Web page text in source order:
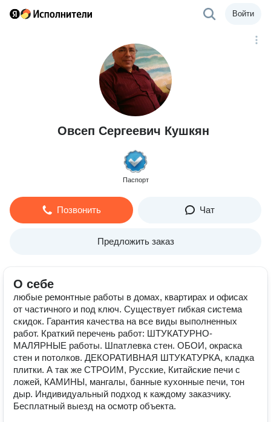
Войти
Овсеп Сергеевич Кушкян
Паспорт
Позвонить Чат
Предложить заказ
О себе
любые ремонтные работы в домах, квартирах и офисах
от частичного и под ключ. Существует гибкая система
скидок. Гарантия качества на все виды выполненных
работ. Краткий перечень работ: ШТУКАТУРНО-
МАЛЯРНЫЕ работы. Шпатлевка стен. ОБОИ, окраска
стен и потолков. ДЕКОРАТИВНАЯ ШТУКАТУРКА, кладка
плитки. А так же СТРОИМ, Русские, Китайские печи с
ложей, КАМИНЫ, мангалы, банные кухонные печи, тон
дыр. Индивидуальный подход к каждому заказчику.
Бесплатный выезд на осмотр объекта.